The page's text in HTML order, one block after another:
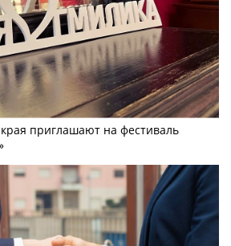
приглашают на фестиваль